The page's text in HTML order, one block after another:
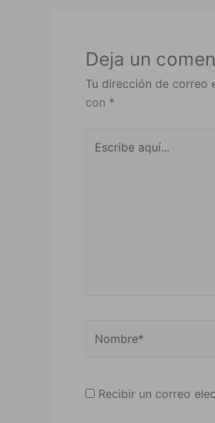
Deja un
Tu dirección de correo
con *
aquí...
Recibir un correo